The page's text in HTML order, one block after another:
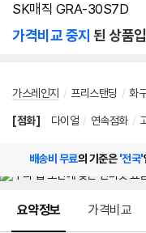
SK매직 GRA-30S7D
가격비교 중지 된 상품
가스레인지 / 프리스탠딩 / 화
[점화] 다이얼 / 연속점화 /
배송비 무료의 기준은'전국'
요약정보 가격비교